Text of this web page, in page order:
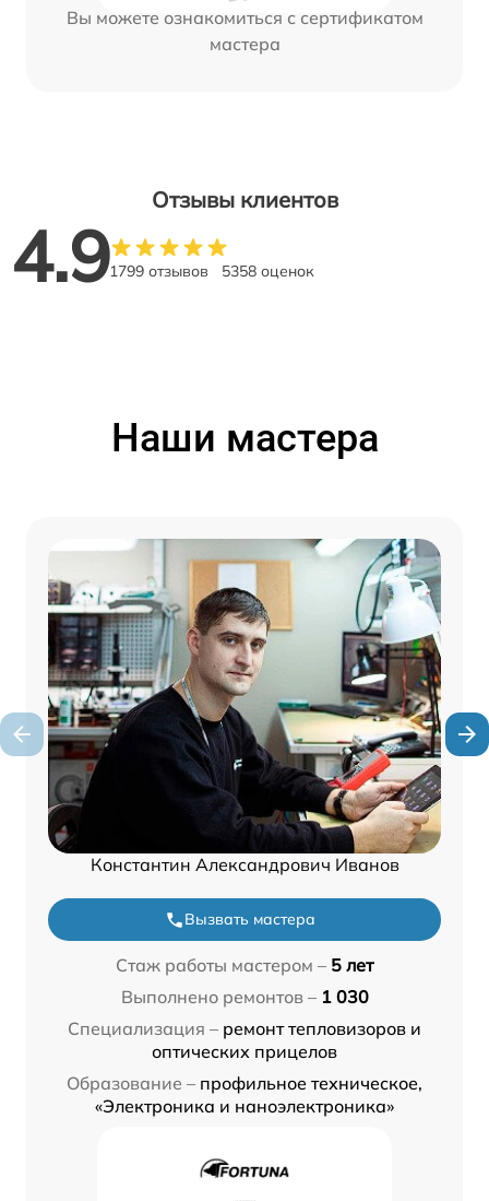
Вы можете ознакомиться с сертификатом
мастера
Отзывы клиентов
4.91799 отзывов 5358 оценок
Наши мастера
Константин Александрович Иванов
Вызвать мастера
Стаж работы мастером – 5 лет
Выполнено ремонтов – 1 030
Специализация – ремонт тепловизоров и
оптических прицелов
Образование – профильное техническое,
«Электроника и наноэлектроника»